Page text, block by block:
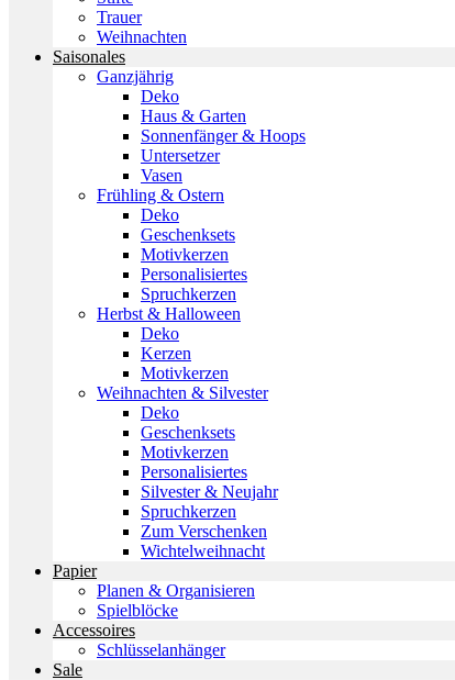
Trauer
Weihnachten
Saisonales
Ganzjährig
Deko
Haus & Garten
Sonnenfänger & Hoops
Untersetzer
Vasen
Frühling & Ostern
Deko
Geschenksets
Motivkerzen
Personalisiertes
Spruchkerzen
Herbst & Halloween
Deko
Kerzen
Motivkerzen
Weihnachten & Silvester
Deko
Geschenksets
Motivkerzen
Personalisiertes
Silvester & Neujahr
Spruchkerzen
Zum Verschenken
Wichtelweihnacht
Papier
Planen & Organisieren
Spielblöcke
Accessoires
Schlüsselanhänger
Sale